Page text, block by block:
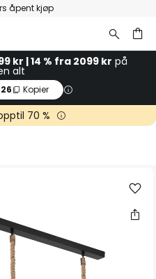
åpent kjøp
kr | 14 % fra 2099 kr på
alt
Kopier
70 %